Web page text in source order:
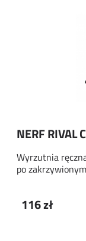
NERF RIVAL
Wyrzutnia
po
116 zł